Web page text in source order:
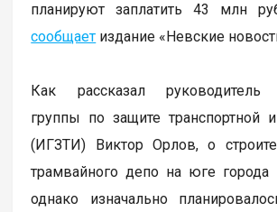
планируют заплатить 43 млн
сообщает издание «Невские
Как рассказал руководитель
группы по защите транспортной
(ИГЗТИ) Виктор Орлов, о
трамвайного депо на юге города
однако изначально